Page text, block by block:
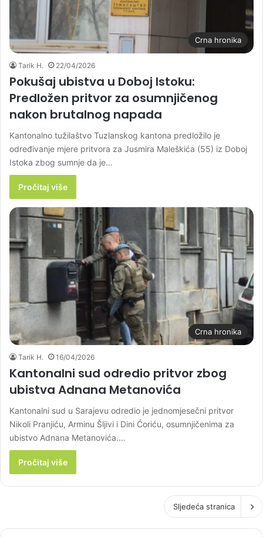
Crna hronika
Tarik H. 22/04/2026
Pokušaj ubistva u Doboj Istoku:
Predložen pritvor za osumnjičenog
nakon brutalnog napada
Kantonalno tužilaštvo Tuzlanskog kantona predložilo je
određivanje mjere pritvora za Jusmira Maleškića (55) iz Doboj
Istoka zbog sumnje da je…
Pročitaj više
Crna hronika
Tarik H. 16/04/2026
Kantonalni sud odredio pritvor zbog
ubistva Adnana Metanovića
Kantonalni sud u Sarajevu odredio je jednomjesečni pritvor
Nikoli Pranjiću, Arminu Šljivi i Dini Ćoriću, osumnjičenima za
ubistvo Adnana Metanovića.…
Pročitaj više
Sljedeća stranica